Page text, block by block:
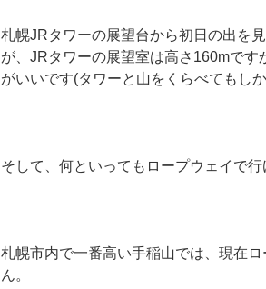
札幌JRタワーの展望台から初日の出を
が、JRタワーの展望室は高さ160mで
がいいです(タワーと山をくらべてもし
そして、何といってもロープウェイで行
札幌市内で一番高い手稲山では、現在
ん。